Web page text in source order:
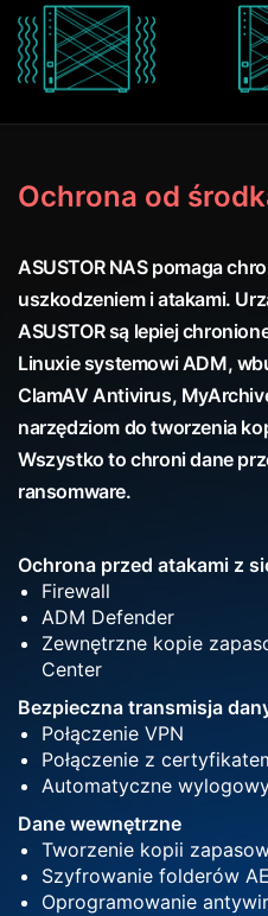
Ochrona od
ASUSTOR NAS pomaga
uszkodzeniem i atakami.
ASUSTOR są lepiej
Linuxie systemowi ADM,
ClamAV Antivirus,
narzędziom do tworzenia
Wszystko to chroni dane
ransomware.
Ochrona przed atakami z
Firewall
ADM Defender
Zewnętrzne kopie
Center
Bezpieczna transmisja
Połączenie VPN
Połączenie z
Automatyczne
Dane wewnętrzne
Tworzenie kopii
Szyfrowanie folderów
Oprogramowanie